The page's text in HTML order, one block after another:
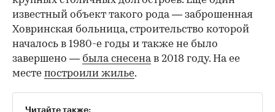
известный объект такого рода — заброшенная
Ховринская больница, строительство которой
началось в 1980-е годы и также не было
завершено — была снесенав 2018 году. На ее
месте построили жилье.
Читайте также: